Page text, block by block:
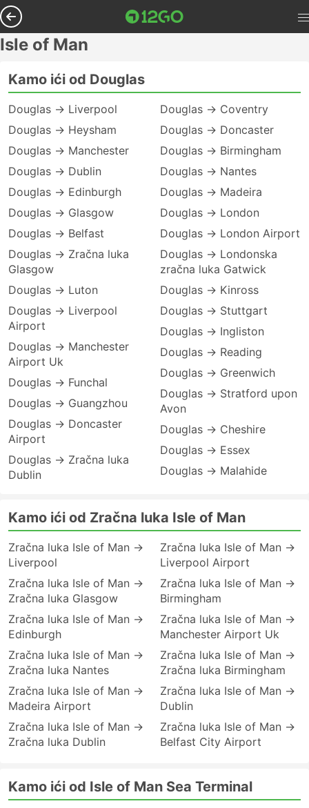
Isle of Man
Kamo ići od Douglas
Douglas → Liverpool
Douglas → Heysham
Douglas → Manchester
Douglas → Dublin
Douglas → Edinburgh
Douglas → Glasgow
Douglas → Belfast
Douglas → Zračna luka
Glasgow
Douglas → Luton
Douglas → Liverpool
Airport
Douglas → Manchester
Airport Uk
Douglas → Funchal
Douglas → Guangzhou
Douglas → Doncaster
Airport
Douglas → Zračna luka
Dublin
Douglas → Coventry
Douglas → Doncaster
Douglas → Birmingham
Douglas → Nantes
Douglas → Madeira
Douglas → London
Douglas → London Airport
Douglas → Londonska
zračna luka Gatwick
Douglas → Kinross
Douglas → Stuttgart
Douglas → Ingliston
Douglas → Reading
Douglas → Greenwich
Douglas → Stratford upon
Avon
Douglas → Cheshire
Douglas → Essex
Douglas → Malahide
Kamo ići od Zračna luka Isle of Man
Zračna luka Isle of Man →
Liverpool
Zračna luka Isle of Man →
Zračna luka Glasgow
Zračna luka Isle of Man →
Edinburgh
Zračna luka Isle of Man →
Zračna luka Nantes
Zračna luka Isle of Man →
Madeira Airport
Zračna luka Isle of Man →
Zračna luka Dublin
Zračna luka Isle of Man →
Liverpool Airport
Zračna luka Isle of Man →
Birmingham
Zračna luka Isle of Man →
Manchester Airport Uk
Zračna luka Isle of Man →
Zračna luka Birmingham
Zračna luka Isle of Man →
Dublin
Zračna luka Isle of Man →
Belfast City Airport
Kamo ići od Isle of Man Sea Terminal